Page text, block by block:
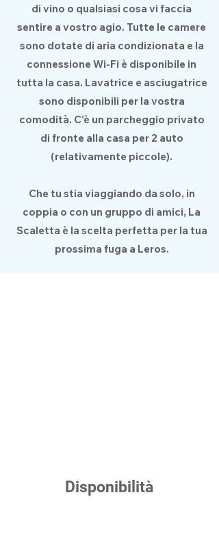
di vino o qualsiasi cosa vi faccia
sentire a vostro agio. Tutte le camere
sono dotate di aria condizionata e la
connessione Wi-Fi è disponibile in
tutta la casa. Lavatrice e asciugatrice
sono disponibili per la vostra
comodità. C'è un parcheggio privato
di fronte alla casa per 2 auto
(relativamente piccole).
Che tu stia viaggiando da solo, in
coppia o con un gruppo di amici, La
Scaletta è la scelta perfetta per la tua
prossima fuga a Leros.
Disponibilità